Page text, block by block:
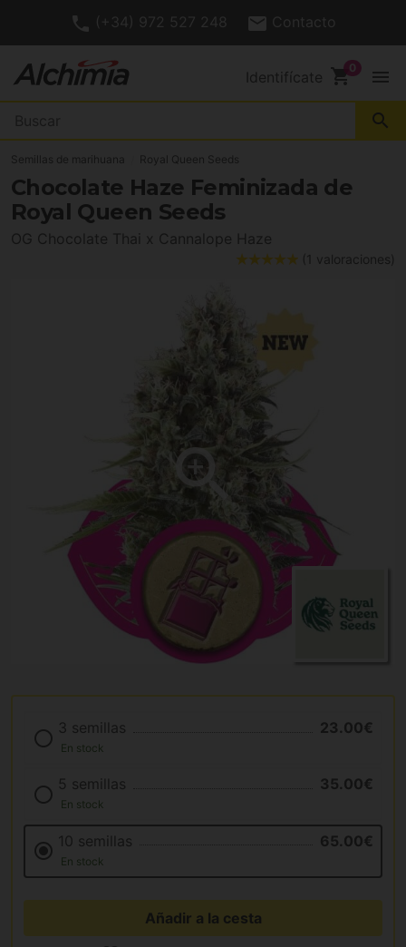
(+34) 972 527 248 Contacto
Identifícate shopping_cart menu
search
Semillas de marihuana Royal Queen Seeds
Chocolate Haze Feminizada de
Royal Queen Seeds
OG Chocolate Thai x Cannalope Haze
(1 valoraciones)
3 semillas 23.00€
En stock
5 semillas 35.00€
En stock
10 semillas 65.00€
En stock
Añadir a la cesta